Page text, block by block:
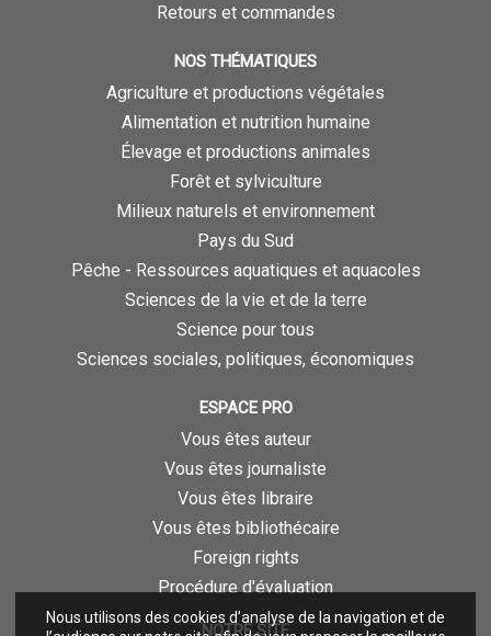
Nous utilisons des cookies d’analyse de la navigation et de
Retours et commandes
NOS THÉMATIQUES
Agriculture et productions végétales
Alimentation et nutrition humaine
Élevage et productions animales
Forêt et sylviculture
Milieux naturels et environnement
Pays du Sud
Pêche - Ressources aquatiques et aquacoles
Sciences de la vie et de la terre
Science pour tous
Sciences sociales, politiques, économiques
ESPACE PRO
Vous êtes auteur
Vous êtes journaliste
Vous êtes libraire
Vous êtes bibliothécaire
Foreign rights
Procédure d'évaluation
NOTRE SITE